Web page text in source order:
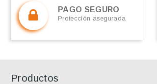
PAGO SEGURO
Protección asegurada
Productos